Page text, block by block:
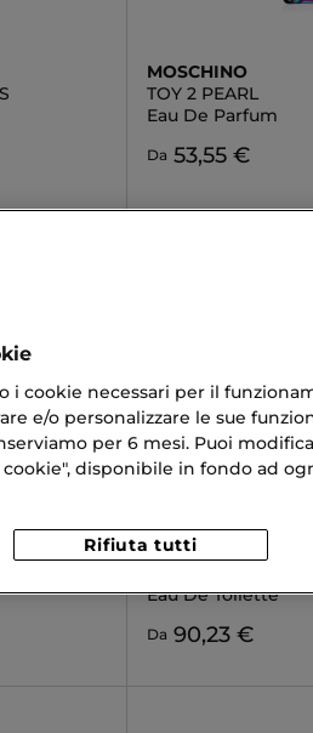
MOSCHINO
TOY 2 PEARL
Eau De Parfum
Da 53,55 €
ISSEY MIYAKE
Eau De Toilette
Da 90,23 €
i cookie necessari per il
e/o personalizzare le sue
per 6 mesi. Puoi
disponibile in fondo ad
Rifiuta tutti